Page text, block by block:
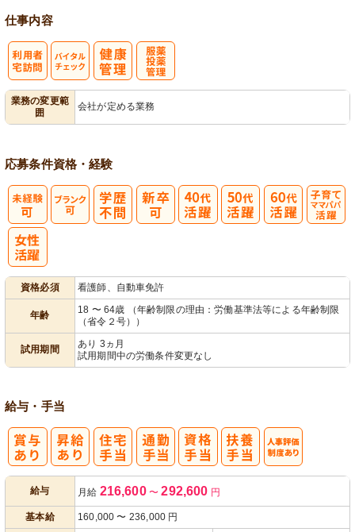
仕事内容
業務の変更範
囲
会社が定める業務
応募条件資格・経験
資格必須 看護師、自動車免許
年齢
18 〜 64歳 （年齢制限の理由：労働基準法等による年齢制限
（省令２号））
試用期間
あり 3ヵ月
試用期間中の労働条件変更なし
給与・手当
給与 月給 216,600 〜 292,600 円
基本給 160,000 〜 236,000 円